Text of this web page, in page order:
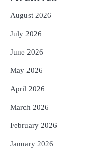
5
August 2026
July 2026
June 2026
May 2026
April 2026
March 2026
February 2026
January 2026